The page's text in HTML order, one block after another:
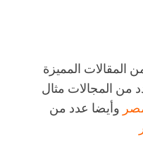
المقالات المميزة
من المجالات مثال
وأيضا عدد من